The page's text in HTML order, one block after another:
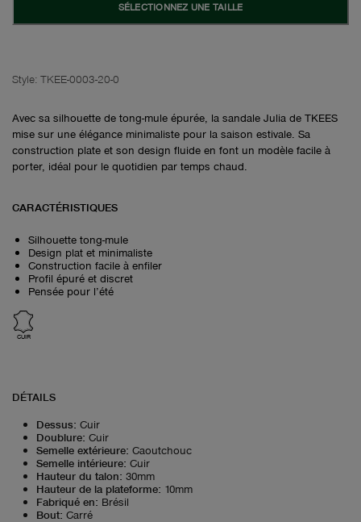
SÉLECTIONNEZ UNE TAILLE
Style: TKEE-0003-20-0
Avec sa silhouette de tong-mule épurée, la sandale Julia de TKEES
mise sur une élégance minimaliste pour la saison estivale. Sa
construction plate et son design fluide en font un modèle facile à
porter, idéal pour le quotidien par temps chaud.
CARACTÉRISTIQUES
Silhouette tong-mule
Design plat et minimaliste
Construction facile à enfiler
Profil épuré et discret
Pensée pour l’été
CUIR
DÉTAILS
Dessus: Cuir
Doublure: Cuir
Semelle extérieure: Caoutchouc
Semelle intérieure: Cuir
Hauteur du talon: 30mm
Hauteur de la plateforme: 10mm
Fabriqué en: Brésil
Bout: Carré